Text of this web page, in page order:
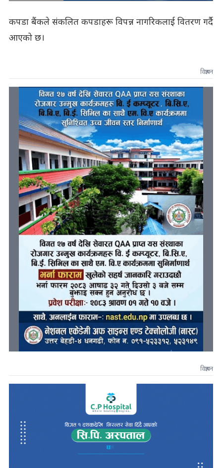
कपडा बैंकले संकलित कपडाहरू विपन्न नागरिकलाई वितरण गर्दै
आएको छ।
विज्ञापन
विज्ञापन